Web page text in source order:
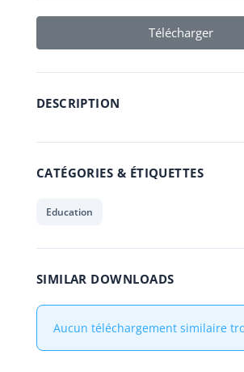
Télécharger
DESCRIPTION
CATÉGORIES & ÉTIQUETTES
Education
SIMILAR DOWNLOADS
Aucun téléchargement similaire